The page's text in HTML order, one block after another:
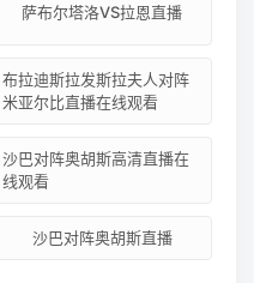
萨布尔塔洛VS拉恩直播
布拉迪斯拉发斯拉夫人对阵
米亚尔比直播在线观看
沙巴对阵奥胡斯高清直播在
线观看
沙巴对阵奥胡斯直播